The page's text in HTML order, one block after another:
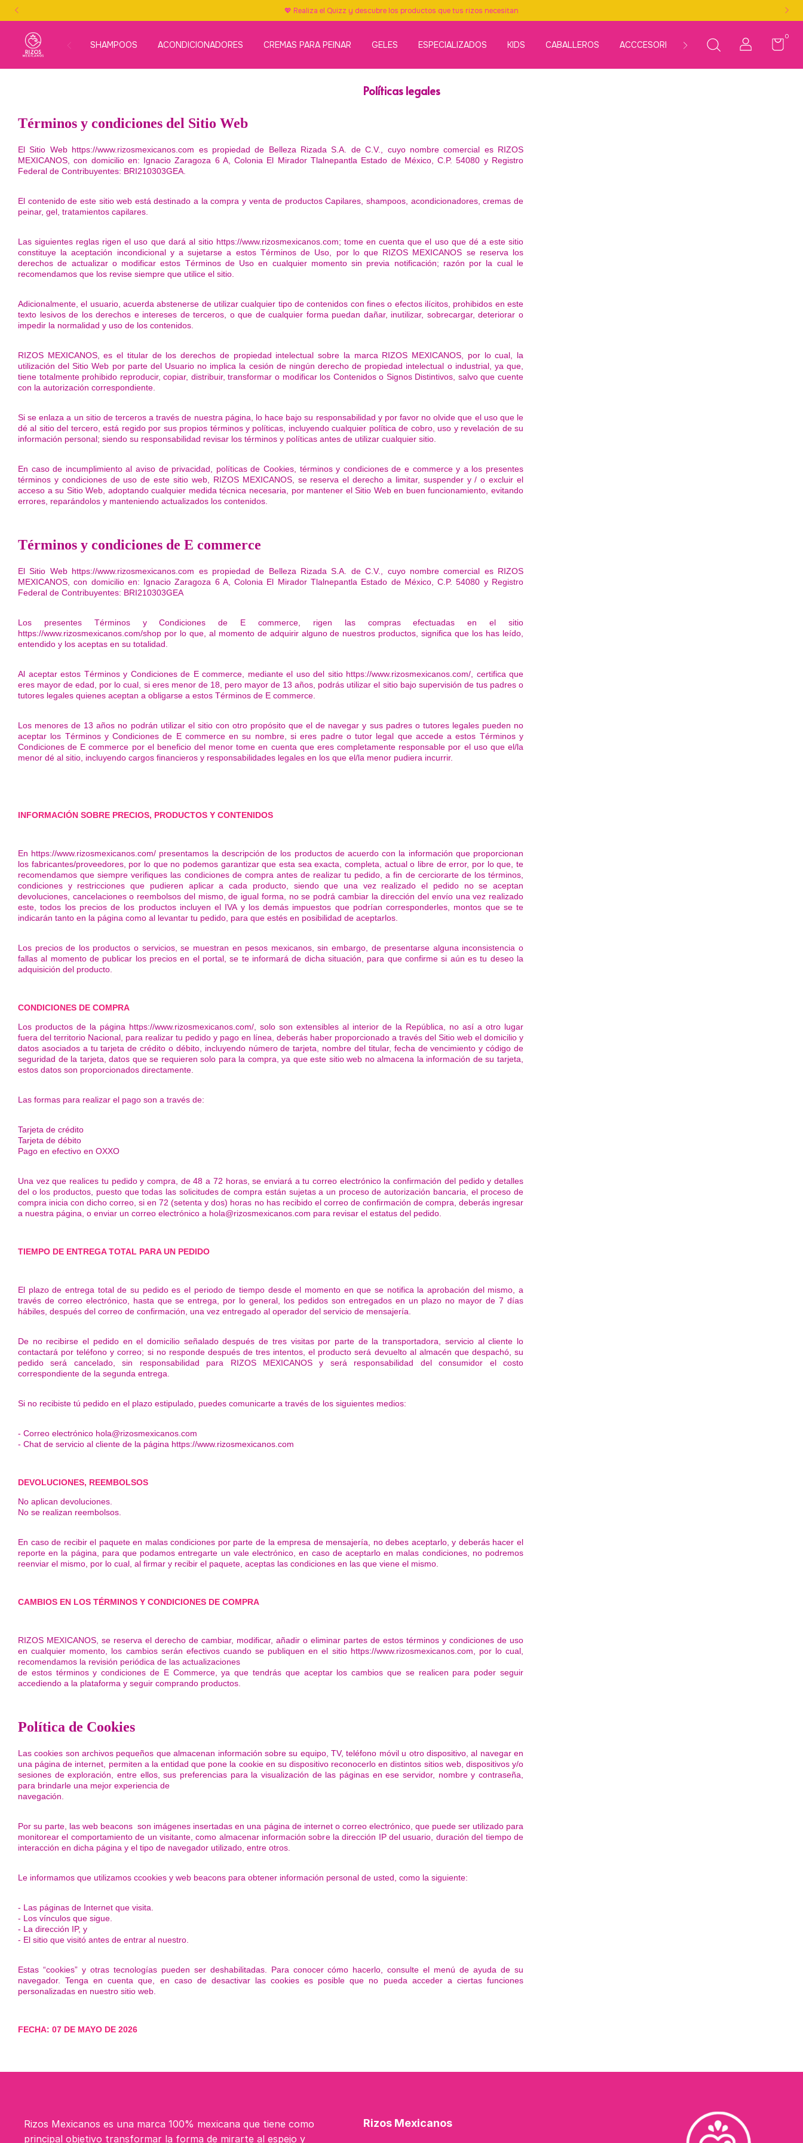
💖 Realiza el Quizz y descubre los productos que tus rizos necesitan
SHAMPOOS ACONDICIONADORES CREMAS PARA PEINAR GELES ESPECIALIZADOS KIDS CABALLEROS ACCCESORIOS LÍNEAS KITS
0
Políticas legales
Términos y condiciones del Sitio Web
El Sitio Web https://www.rizosmexicanos.com es propiedad de Belleza Rizada S.A. de C.V., cuyo nombre comercial es RIZOS
MEXICANOS, con domicilio en: Ignacio Zaragoza 6 A, Colonia El Mirador Tlalnepantla Estado de México, C.P. 54080 y Registro
Federal de Contribuyentes: BRI210303GEA.
El contenido de este sitio web está destinado a la compra y venta de productos Capilares, shampoos, acondicionadores, cremas de
peinar, gel, tratamientos capilares.
Las siguientes reglas rigen el uso que dará al sitio https://www.rizosmexicanos.com; tome en cuenta que el uso que dé a este sitio
constituye la aceptación incondicional y a sujetarse a estos Términos de Uso, por lo que RIZOS MEXICANOS se reserva los
derechos de actualizar o modificar estos Términos de Uso en cualquier momento sin previa notificación; razón por la cual le
recomendamos que los revise siempre que utilice el sitio.
Adicionalmente, el usuario, acuerda abstenerse de utilizar cualquier tipo de contenidos con fines o efectos ilícitos, prohibidos en este
texto lesivos de los derechos e intereses de terceros, o que de cualquier forma puedan dañar, inutilizar, sobrecargar, deteriorar o
impedir la normalidad y uso de los contenidos.
RIZOS MEXICANOS, es el titular de los derechos de propiedad intelectual sobre la marca RIZOS MEXICANOS, por lo cual, la
utilización del Sitio Web por parte del Usuario no implica la cesión de ningún derecho de propiedad intelectual o industrial, ya que,
tiene totalmente prohibido reproducir, copiar, distribuir, transformar o modificar los Contenidos o Signos Distintivos, salvo que cuente
con la autorización correspondiente.
Si se enlaza a un sitio de terceros a través de nuestra página, lo hace bajo su responsabilidad y por favor no olvide que el uso que le
dé al sitio del tercero, está regido por sus propios términos y políticas, incluyendo cualquier política de cobro, uso y revelación de su
información personal; siendo su responsabilidad revisar los términos y políticas antes de utilizar cualquier sitio.
En caso de incumplimiento al aviso de privacidad, políticas de Cookies, términos y condiciones de e commerce y a los presentes
términos y condiciones de uso de este sitio web, RIZOS MEXICANOS, se reserva el derecho a limitar, suspender y / o excluir el
acceso a su Sitio Web, adoptando cualquier medida técnica necesaria, por mantener el Sitio Web en buen funcionamiento, evitando
errores, reparándolos y manteniendo actualizados los contenidos.
Términos y condiciones de E commerce
El Sitio Web https://www.rizosmexicanos.com es propiedad de Belleza Rizada S.A. de C.V., cuyo nombre comercial es RIZOS
MEXICANOS, con domicilio en: Ignacio Zaragoza 6 A, Colonia El Mirador Tlalnepantla Estado de México, C.P. 54080 y Registro
Federal de Contribuyentes: BRI210303GEA
Los presentes Términos y Condiciones de E commerce, rigen las compras efectuadas en el sitio
https://www.rizosmexicanos.com/shop por lo que, al momento de adquirir alguno de nuestros productos, significa que los has leído,
entendido y los aceptas en su totalidad.
Al aceptar estos Términos y Condiciones de E commerce, mediante el uso del sitio https://www.rizosmexicanos.com/, certifica que
eres mayor de edad, por lo cual, si eres menor de 18, pero mayor de 13 años, podrás utilizar el sitio bajo supervisión de tus padres o
tutores legales quienes aceptan a obligarse a estos Términos de E commerce.
Los menores de 13 años no podrán utilizar el sitio con otro propósito que el de navegar y sus padres o tutores legales pueden no
aceptar los Términos y Condiciones de E commerce en su nombre, si eres padre o tutor legal que accede a estos Términos y
Condiciones de E commerce por el beneficio del menor tome en cuenta que eres completamente responsable por el uso que el/la
menor dé al sitio, incluyendo cargos financieros y responsabilidades legales en los que el/la menor pudiera incurrir.
INFORMACIÓN SOBRE PRECIOS, PRODUCTOS Y CONTENIDOS
En https://www.rizosmexicanos.com/ presentamos la descripción de los productos de acuerdo con la información que proporcionan
los fabricantes/proveedores, por lo que no podemos garantizar que esta sea exacta, completa, actual o libre de error, por lo que, te
recomendamos que siempre verifiques las condiciones de compra antes de realizar tu pedido, a fin de cerciorarte de los términos,
condiciones y restricciones que pudieren aplicar a cada producto, siendo que una vez realizado el pedido no se aceptan
devoluciones, cancelaciones o reembolsos del mismo, de igual forma, no se podrá cambiar la dirección del envío una vez realizado
este, todos los precios de los productos incluyen el IVA y los demás impuestos que podrían corresponderles, montos que se te
indicarán tanto en la página como al levantar tu pedido, para que estés en posibilidad de aceptarlos.
Los precios de los productos o servicios, se muestran en pesos mexicanos, sin embargo, de presentarse alguna inconsistencia o
fallas al momento de publicar los precios en el portal, se te informará de dicha situación, para que confirme si aún es tu deseo la
adquisición del producto.
CONDICIONES DE COMPRA
Los productos de la página https://www.rizosmexicanos.com/, solo son extensibles al interior de la República, no así a otro lugar
fuera del territorio Nacional, para realizar tu pedido y pago en línea, deberás haber proporcionado a través del Sitio web el domicilio y
datos asociados a tu tarjeta de crédito o débito, incluyendo número de tarjeta, nombre del titular, fecha de vencimiento y código de
seguridad de la tarjeta, datos que se requieren solo para la compra, ya que este sitio web no almacena la información de su tarjeta,
estos datos son proporcionados directamente.
Las formas para realizar el pago son a través de:
Tarjeta de crédito
Tarjeta de débito
Pago en efectivo en OXXO
Una vez que realices tu pedido y compra, de 48 a 72 horas, se enviará a tu correo electrónico la confirmación del pedido y detalles
del o los productos, puesto que todas las solicitudes de compra están sujetas a un proceso de autorización bancaria, el proceso de
compra inicia con dicho correo, si en 72 (setenta y dos) horas no has recibido el correo de confirmación de compra, deberás ingresar
a nuestra página, o enviar un correo electrónico a hola@rizosmexicanos.com para revisar el estatus del pedido.
TIEMPO DE ENTREGA TOTAL PARA UN PEDIDO
El plazo de entrega total de su pedido es el periodo de tiempo desde el momento en que se notifica la aprobación del mismo, a
través de correo electrónico, hasta que se entrega, por lo general, los pedidos son entregados en un plazo no mayor de 7 días
hábiles, después del correo de confirmación, una vez entregado al operador del servicio de mensajería.
De no recibirse el pedido en el domicilio señalado después de tres visitas por parte de la transportadora, servicio al cliente lo
contactará por teléfono y correo; si no responde después de tres intentos, el producto será devuelto al almacén que despachó, su
pedido será cancelado, sin responsabilidad para RIZOS MEXICANOS y será responsabilidad del consumidor el costo
correspondiente de la segunda entrega.
Si no recibiste tú pedido en el plazo estipulado, puedes comunicarte a través de los siguientes medios:
- Correo electrónico hola@rizosmexicanos.com
- Chat de servicio al cliente de la página https://www.rizosmexicanos.com
DEVOLUCIONES, REEMBOLSOS
No aplican devoluciones.
No se realizan reembolsos.
En caso de recibir el paquete en malas condiciones por parte de la empresa de mensajería, no debes aceptarlo, y deberás hacer el
reporte en la página, para que podamos entregarte un vale electrónico, en caso de aceptarlo en malas condiciones, no podremos
reenviar el mismo, por lo cual, al firmar y recibir el paquete, aceptas las condiciones en las que viene el mismo.
CAMBIOS EN LOS TÉRMINOS Y CONDICIONES DE COMPRA
RIZOS MEXICANOS, se reserva el derecho de cambiar, modificar, añadir o eliminar partes de estos términos y condiciones de uso
en cualquier momento, los cambios serán efectivos cuando se publiquen en el sitio https://www.rizosmexicanos.com, por lo cual,
recomendamos la revisión periódica de las actualizaciones
de estos términos y condiciones de E Commerce, ya que tendrás que aceptar los cambios que se realicen para poder seguir
accediendo a la plataforma y seguir comprando productos.
Política de Cookies
Las cookies son archivos pequeños que almacenan información sobre su equipo, TV, teléfono móvil u otro dispositivo, al navegar en
una página de internet, permiten a la entidad que pone la cookie en su dispositivo reconocerlo en distintos sitios web, dispositivos y/o
sesiones de exploración, entre ellos, sus preferencias para la visualización de las páginas en ese servidor, nombre y contraseña,
para brindarle una mejor experiencia de
navegación.
Por su parte, las web beacons son imágenes insertadas en una página de internet o correo electrónico, que puede ser utilizado para
monitorear el comportamiento de un visitante, como almacenar información sobre la dirección IP del usuario, duración del tiempo de
interacción en dicha página y el tipo de navegador utilizado, entre otros.
Le informamos que utilizamos ccookies y web beacons para obtener información personal de usted, como la siguiente:
- Las páginas de Internet que visita.
- Los vínculos que sigue.
- La dirección IP, y
- El sitio que visitó antes de entrar al nuestro.
Estas “cookies” y otras tecnologías pueden ser deshabilitadas. Para conocer cómo hacerlo, consulte el menú de ayuda de su
navegador. Tenga en cuenta que, en caso de desactivar las cookies es posible que no pueda acceder a ciertas funciones
personalizadas en nuestro sitio web.
FECHA: 07 DE MAYO DE 2026
Rizos Mexicanos es una marca 100% mexicana que tiene como
principal objetivo transformar la forma de mirarte al espejo y
Rizos Mexicanos